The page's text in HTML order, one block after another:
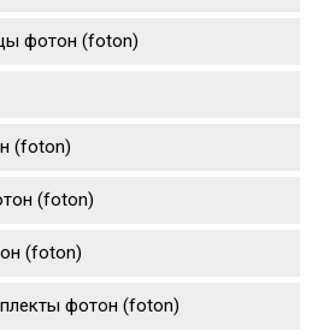
фотон (foton)
(foton)
(foton)
(foton)
фотон (foton)